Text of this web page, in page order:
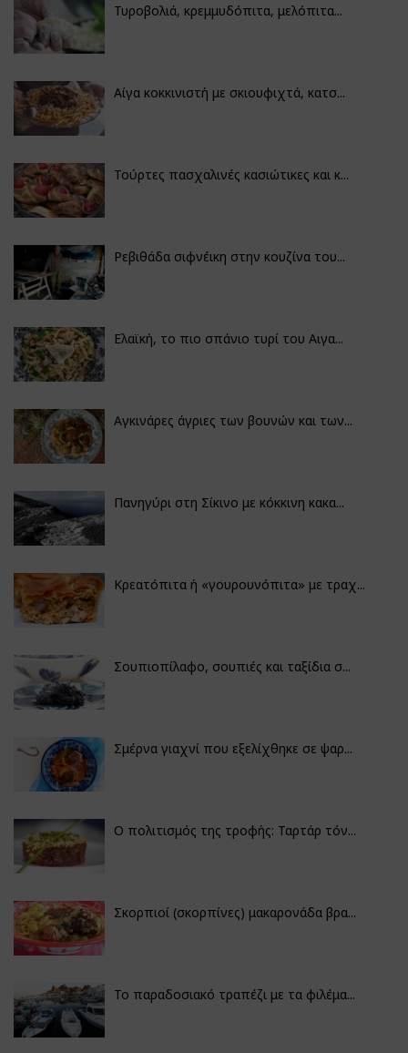
Τυροβολιά, κρεμμυδόπιτα, μελόπιτα...
Αίγα κοκκινιστή με σκιουφιχτά, κατσ...
Τούρτες πασχαλινές κασιώτικες και κ...
Ρεβιθάδα σιφνέικη στην κουζίνα του...
Ελαϊκή, το πιο σπάνιο τυρί του Αιγα...
Αγκινάρες άγριες των βουνών και των...
Πανηγύρι στη Σίκινο με κόκκινη κακα...
Κρεατόπιτα ή «γουρουνόπιτα» με τραχ...
Σουπιοπίλαφο, σουπιές και ταξίδια σ...
Σμέρνα γιαχνί που εξελίχθηκε σε ψαρ...
Ο πολιτισμός της τροφής: Ταρτάρ τόν...
Σκορπιοί (σκορπίνες) μακαρονάδα βρα...
Το παραδοσιακό τραπέζι με τα φιλέμα...